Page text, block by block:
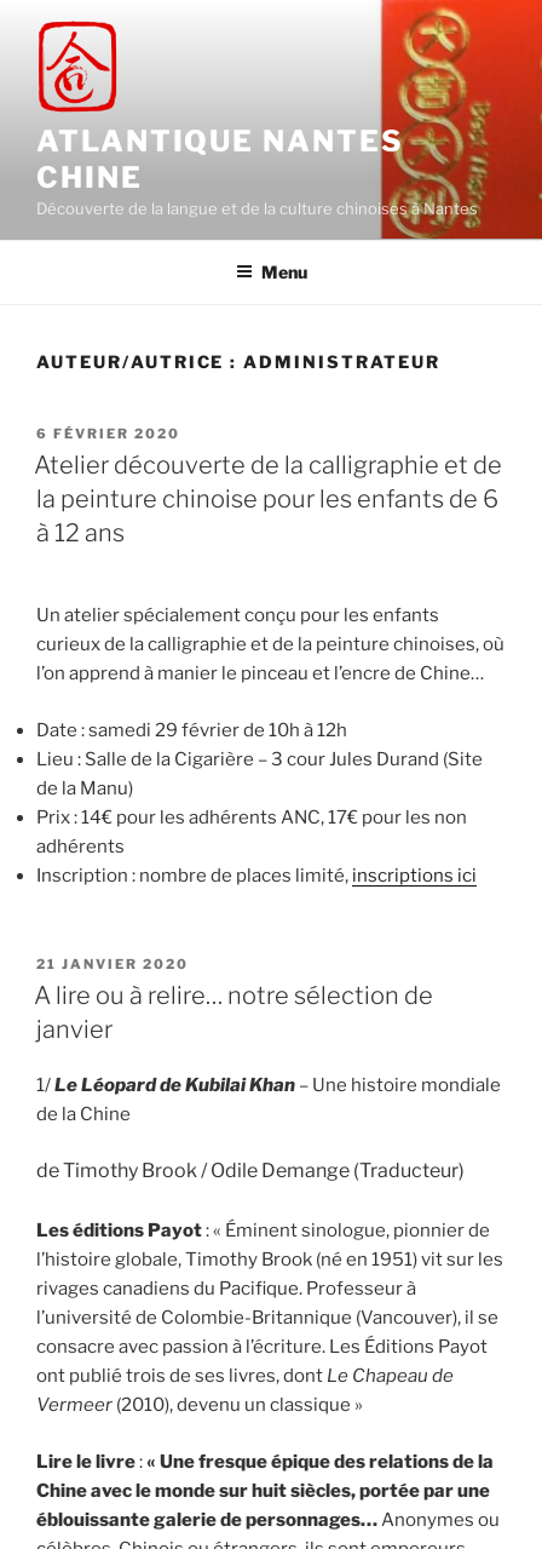
contenu
principal
ATLANTIQUE NANTES
CHINE
Découverte de la langue et de la culture chinoises à Nantes
Menu
AUTEUR/AUTRICE :ADMINISTRATEUR
PUBLIÉ
LE
6 FÉVRIER 2020
Atelier découverte de la calligraphie et de
la peinture chinoise pour les enfants de 6
à 12 ans
Un atelier spécialement conçu pour les enfants
curieux de la calligraphie et de la peinture chinoises, où
l’on apprend à manier le pinceau et l’encre de Chine…
Date : samedi 29 février de 10h à 12h
Lieu : Salle de la Cigarière – 3 cour Jules Durand (Site
de la Manu)
Prix : 14€ pour les adhérents ANC, 17€ pour les non
adhérents
Inscription : nombre de places limité, inscriptions ici
PUBLIÉ
LE
21 JANVIER 2020
A lire ou à relire… notre sélection de
janvier
1/Le Léopard de Kubilai Khan – Une histoire mondiale
de la Chine
de Timothy Brook / Odile Demange (Traducteur)
Les éditions Payot: « Éminent sinologue, pionnier de
l’histoire globale, Timothy Brook (né en 1951) vit sur les
rivages canadiens du Pacifique. Professeur à
l’université de Colombie-Britannique (Vancouver), il se
consacre avec passion à l’écriture. Les Éditions Payot
ont publié trois de ses livres, dont Le Chapeau de
Vermeer (2010), devenu un classique »
Lire le livre:« Une fresque épique des relations de la
Chine avec le monde sur huit siècles, portée par une
éblouissante galerie de personnages…Anonymes ou